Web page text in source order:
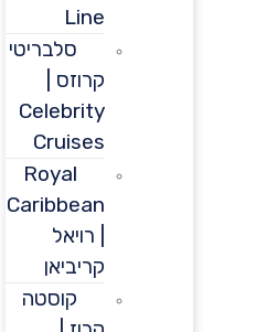
סלבריטי
קרוזס |
Celebrity
Cruises
Royal
Caribbean
קריביאן
קוסטה